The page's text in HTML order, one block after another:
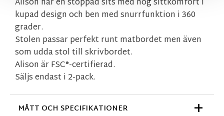
kupad design och ben med snurrfunktion i 360
grader.
Stolen passar perfekt runt matbordet men även
som udda stol till skrivbordet.
Alison är FSC®-certifierad.
Säljs endast i 2-pack.
MÅTT OCH SPECIFIKATIONER